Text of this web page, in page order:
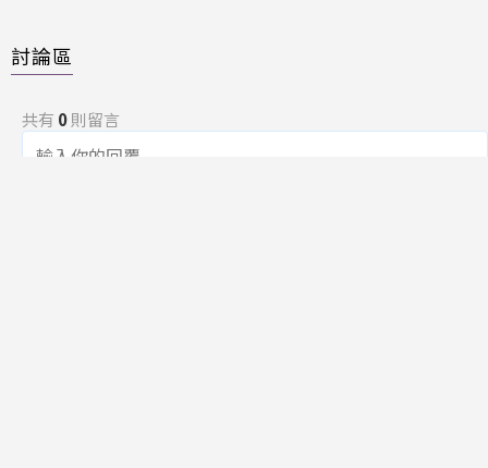
討論區
共有 0則留言